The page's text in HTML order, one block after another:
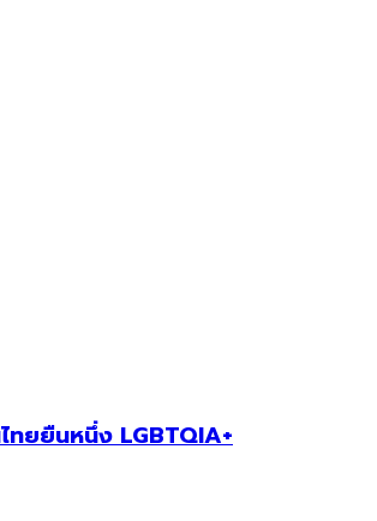
ยยืนหนึ่ง LGBTQIA+